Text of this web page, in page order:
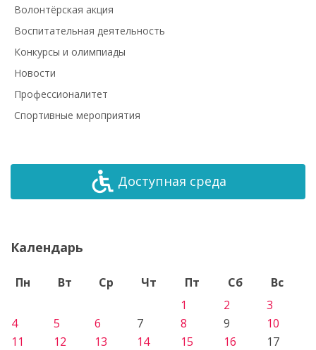
Волонтёрская акция
Воспитательная деятельность
Конкурсы и олимпиады
Новости
Профессионалитет
Спортивные мероприятия
Доступная среда
Календарь
Пн Вт Ср Чт Пт Сб
Вс
1
2
3
4
5 6 7 8 9
10
11
12 13 14 15 16
17